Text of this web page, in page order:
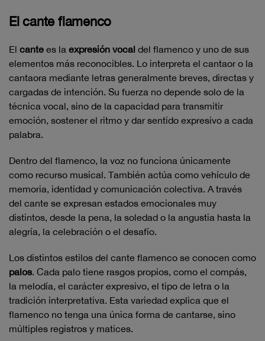
El cante flamenco
El cante es la expresión vocal del flamenco y uno de sus
elementos más reconocibles. Lo interpreta el cantaor o la
cantaora mediante letras generalmente breves, directas y
cargadas de intención. Su fuerza no depende solo de la
técnica vocal, sino de la capacidad para transmitir
emoción, sostener el ritmo y dar sentido expresivo a cada
palabra.
Dentro del flamenco, la voz no funciona únicamente
como recurso musical. También actúa como vehículo de
memoria, identidad y comunicación colectiva. A través
del cante se expresan estados emocionales muy
distintos, desde la pena, la soledad o la angustia hasta la
alegría, la celebración o el desafío.
Los distintos estilos del cante flamenco se conocen como
palos. Cada palo tiene rasgos propios, como el compás,
la melodía, el carácter expresivo, el tipo de letra o la
tradición interpretativa. Esta variedad explica que el
flamenco no tenga una única forma de cantarse, sino
múltiples registros y matices.